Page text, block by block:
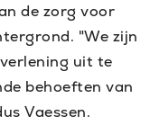
de zorg voor
"We zijn
uit te
behoeften van
Vaessen.